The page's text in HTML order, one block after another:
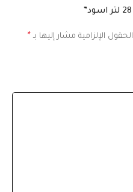
الحقول الإلزامية مشار إليها بـ *